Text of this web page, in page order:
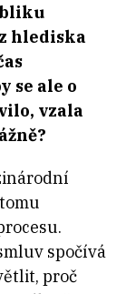
hlediska
se ale o
vzala
spočívá
proč